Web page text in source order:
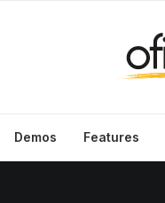
Demos Features